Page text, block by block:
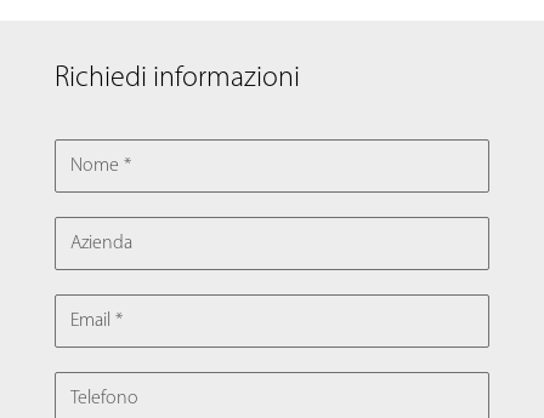
Richiedi informazioni
NOME
AZIENDA
EMAIL
TELEFONO